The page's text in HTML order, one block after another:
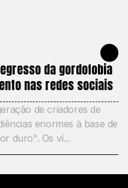
27 DE
da gordofobia
nas redes sociais
de criadores de
enormes à base de
duro". Os ví...